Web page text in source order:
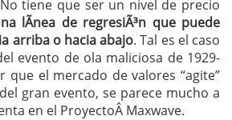
tiene que ser un nivel de precio
lÃ­nea de regresiÃ³n que puede
arriba o hacia abajo. Tal es el caso
evento de ola maliciosa de 1929-
que el mercado de valores “agite”
gran evento, se parece mucho a
en el ProyectoÂ Maxwave.